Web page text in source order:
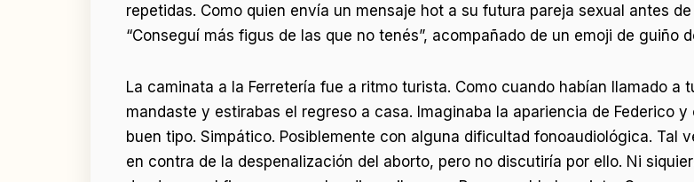
repetidas. Como quien envía un mensaje hot a su futura pareja sexual antes
“Conseguí más figus de las que no tenés”, acompañado de un emoji de guiño
La caminata a la Ferretería fue a ritmo turista. Como cuando habían llamado
mandaste y estirabas el regreso a casa. Imaginaba la apariencia de Federico
buen tipo. Simpático. Posiblemente con alguna dificultad fonoaudiológica. Tal
en contra de la despenalización del aborto, pero no discutiría por ello. Ni